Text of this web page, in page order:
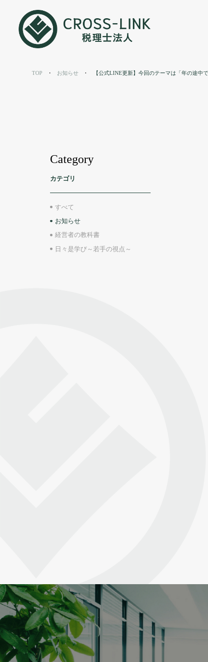
お知らせ
TOP お知らせ 【公式LINE更新】今回のテーマは「年の途中
Category
カテゴリ
すべて
お知らせ
経営者の教科書
日々是学び～若手の視点～